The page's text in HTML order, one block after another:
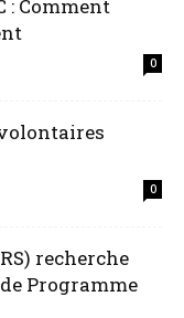
: Comment
0
0
recherche
Programme